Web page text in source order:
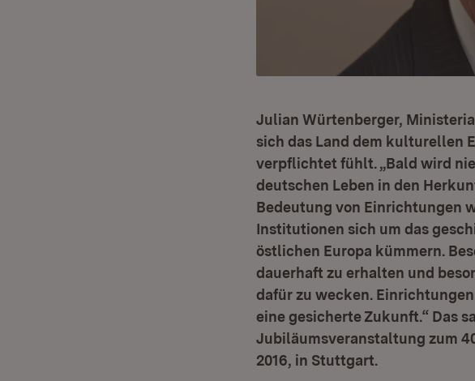
Julian Würtenberger,
sich das Land dem kulturellen
verpflichtet fühlt. „Bald wird
deutschen Leben in den
Bedeutung von Einrichtungen
Institutionen sich um das
östlichen Europa kümmern.
dauerhaft zu erhalten und
dafür zu wecken.
eine gesicherte Zukunft.“ Das
Jubiläumsveranstaltung zum
2016, in Stuttgart.